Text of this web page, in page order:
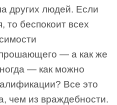
других людей. Если
то беспокоит всех
— а как же
— как можно
Все это
чем из враждебности.